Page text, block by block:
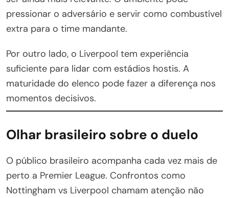
pressionar o adversário e servir como combustível
extra para o time mandante.
Por outro lado, o Liverpool tem experiência
suficiente para lidar com estádios hostis. A
maturidade do elenco pode fazer a diferença nos
momentos decisivos.
Olhar brasileiro sobre o duelo
O público brasileiro acompanha cada vez mais de
perto a Premier League. Confrontos como
Nottingham vs Liverpool chamam atenção não